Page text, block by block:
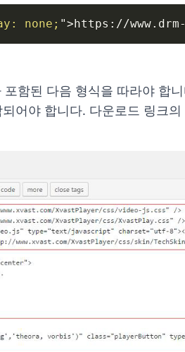
: none ; ">https://www.drm-
함된 다음 형식을 따라야 합
어야 합니다. 다운로드 링크